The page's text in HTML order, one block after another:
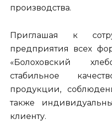
производства.
Приглашая к
предприятия всех
«Болоховский
стабильное
продукции,
также
клиенту.